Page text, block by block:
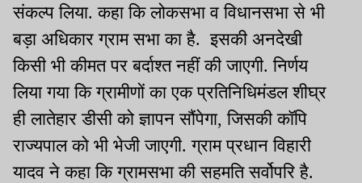
संकल्प लिया. कहा कि लोकसभा व विधानसभा से भी
बड़ा अधिकार ग्राम सभा का है. इसकी अनदेखी
किसी भी कीमत पर बर्दाश्त नहीं की जाएगी. निर्णय
लिया गया कि ग्रामीणों का एक प्रतिनिधिमंडल शीघ्र
ही लातेहार डीसी को ज्ञापन सौंपेगा, जिसकी कॉपि
राज्यपाल को भी भेजी जाएगी. ग्राम प्रधान विहारी
यादव ने कहा कि ग्रामसभा की सहमति सर्वोपरि है.